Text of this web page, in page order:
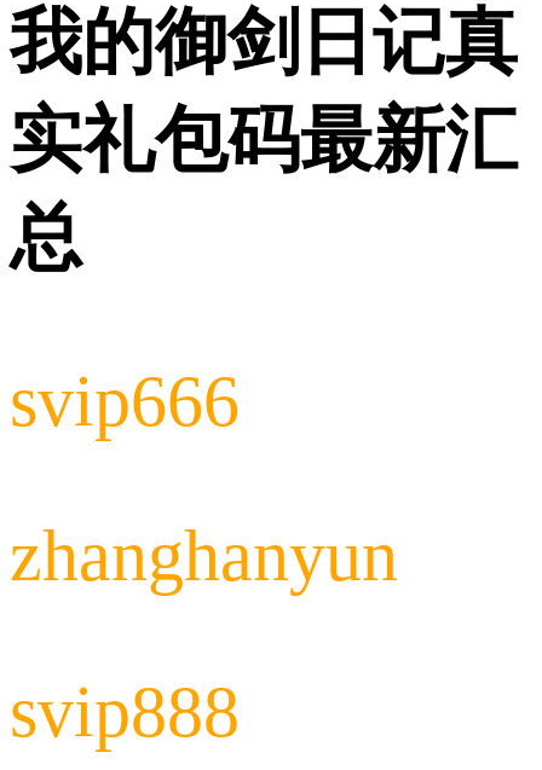
我的御剑日记真
实礼包码最新汇
总
svip666
zhanghanyun
svip888